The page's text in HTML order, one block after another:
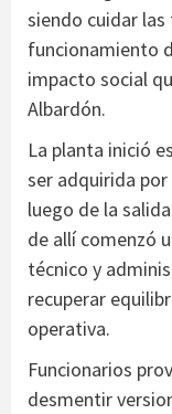
siendo cuidar
funcionamiento
impacto social
Albardón.
La planta inició
ser adquirida por
luego de la
de allí comenzó
técnico y
recuperar
operativa.
Funcionarios
desmentir